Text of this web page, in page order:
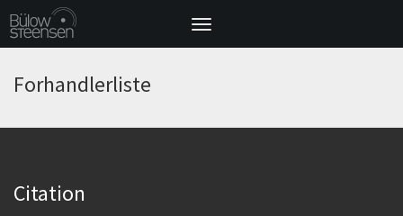
Toggle
navigation
Forhandlerliste
Citation